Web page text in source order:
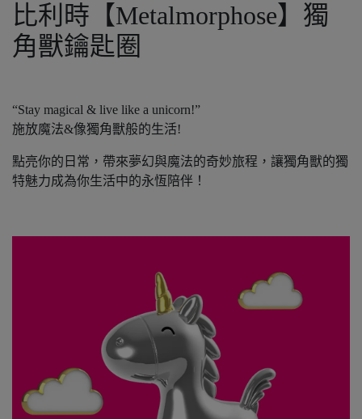
比利時【Metalmorphose】獨
角獸鑰匙圈
“Stay magical & live like a unicorn!”
施放魔法&像獨角獸般的生活!
點亮你的日常，帶來夢幻與魔法的奇妙旅程，讓獨角獸的獨
特魅力成為你生活中的永恆陪伴！